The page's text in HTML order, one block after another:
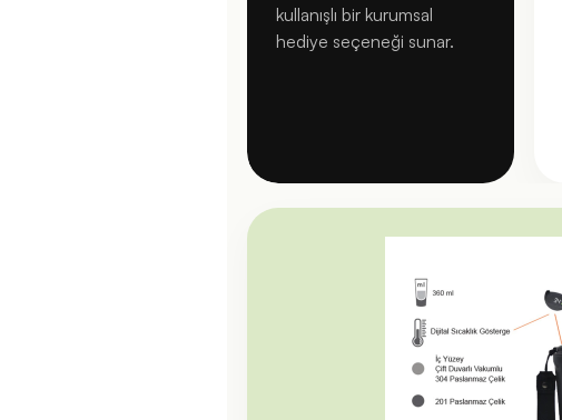
kullanışlı bir kurumsal
hediye seçeneği sunar.